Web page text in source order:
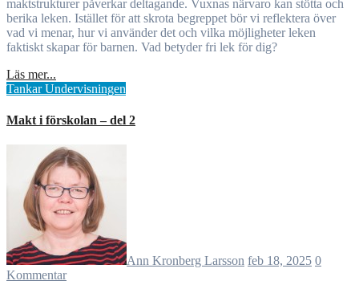
maktstrukturer påverkar deltagande. Vuxnas närvaro kan stötta och
berika leken. Istället för att skrota begreppet bör vi reflektera över
vad vi menar, hur vi använder det och vilka möjligheter leken
faktiskt skapar för barnen. Vad betyder fri lek för dig?
Läs mer...
TankarUndervisningen
Makt i förskolan – del 2
Ann Kronberg Larsson feb 18, 2025 0
Kommentar